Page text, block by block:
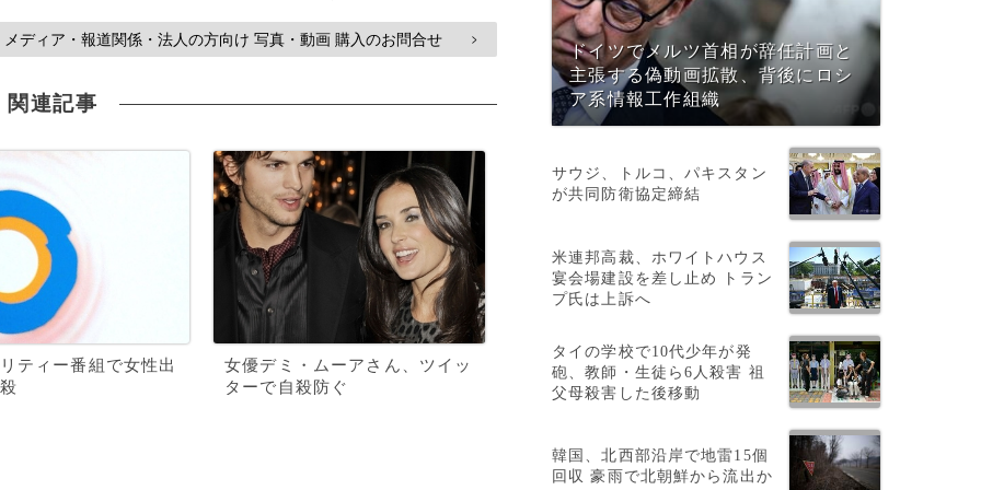
メディア・報道関係・法人の方向け 写真・動画 購入のお問合せ >
関連記事
ティー番組で女性出
女優デミ・ムーアさん、ツイッ
ターで自殺防ぐ
ドイツでメルツ首相が辞任計画と
主張する偽動画拡散、背後にロシ
ア系情報工作組織
サウジ、トルコ、パキスタン
が共同防衛協定締結
米連邦高裁、ホワイトハウス
宴会場建設を差し止め トラン
プ氏は上訴へ
タイの学校で10代少年が発
砲、教師・生徒ら6人殺害 祖
父母殺害した後移動
韓国、北西部沿岸で地雷15個
回収 豪雨で北朝鮮から流出か